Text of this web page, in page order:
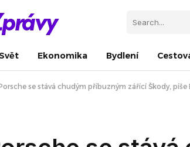
Ekonomika Bydlení
se stává chudým příbuzným zářící Škody, píše